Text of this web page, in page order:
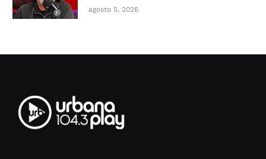
agosto 5, 2026